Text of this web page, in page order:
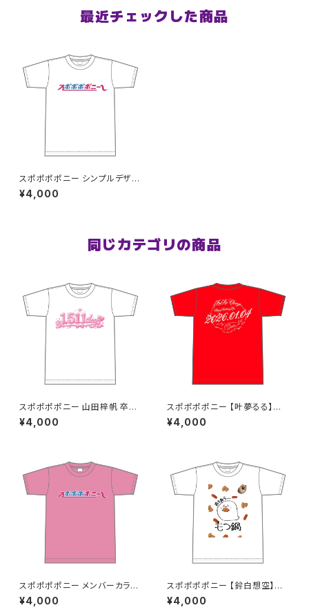
最近チェックした商品
スポポポポニー シンプルデザイ
ン ロゴ ドライTシャツver S〜X
L
¥4,000
同じカテゴリの商品
スポポポポニー 山田梓帆 卒業
記念Tシャツ S〜XLサイズ
¥4,000
スポポポポニー 【叶夢るる】生
誕祭Tシャツ レッド S〜XLサイ
ズ
¥4,000
スポポポポニー メンバーカラー
シンプルデザイン ロゴTシャツ
ピンク S〜XLサイズ
¥4,000
スポポポポニー 【鈴白想空】生
誕祭 そらちゃんが熱が出た時に
見そうな夢Tシャツ S〜XLサイ
¥4,000